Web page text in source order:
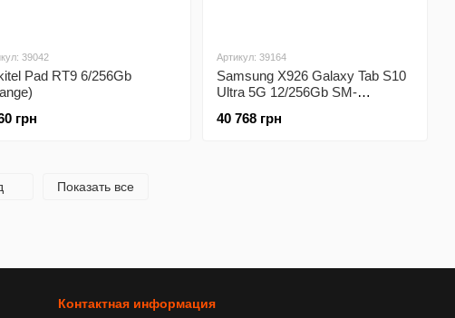
39042
Pad RT9 6/256Gb
грн
Артикул: 39164
Samsung X926 Galaxy Tab S10
Ultra 5G 12/256Gb SM-
40 768 грн
Показать все
Контактная информация